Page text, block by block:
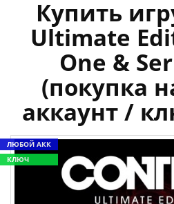
Купить
Ultimate
One &
(покупка
аккаунт /
ЛЮБОЙ АКК
КЛЮЧ